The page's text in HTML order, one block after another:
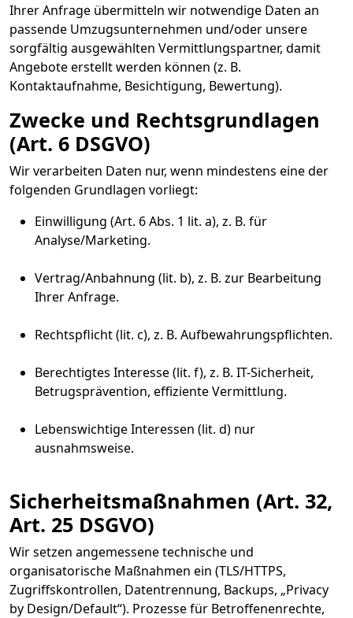
Ihrer Anfrage übermitteln wir notwendige Daten an
passende Umzugsunternehmen und/oder unsere
sorgfältig ausgewählten Vermittlungspartner, damit
Angebote erstellt werden können (z. B.
Kontaktaufnahme, Besichtigung, Bewertung).
Zwecke und Rechtsgrundlagen
(Art. 6 DSGVO)
Wir verarbeiten Daten nur, wenn mindestens eine der
folgenden Grundlagen vorliegt:
Einwilligung (Art. 6 Abs. 1 lit. a), z. B. für
Analyse/Marketing.
Vertrag/Anbahnung (lit. b), z. B. zur Bearbeitung
Ihrer Anfrage.
Rechtspflicht (lit. c), z. B. Aufbewahrungspflichten.
Berechtigtes Interesse (lit. f), z. B. IT-Sicherheit,
Betrugsprävention, effiziente Vermittlung.
Lebenswichtige Interessen (lit. d) nur
ausnahmsweise.
Sicherheitsmaßnahmen (Art. 32,
Art. 25 DSGVO)
Wir setzen angemessene technische und
organisatorische Maßnahmen ein (TLS/HTTPS,
Zugriffskontrollen, Datentrennung, Backups, „Privacy
by Design/Default“). Prozesse für Betroffenenrechte,